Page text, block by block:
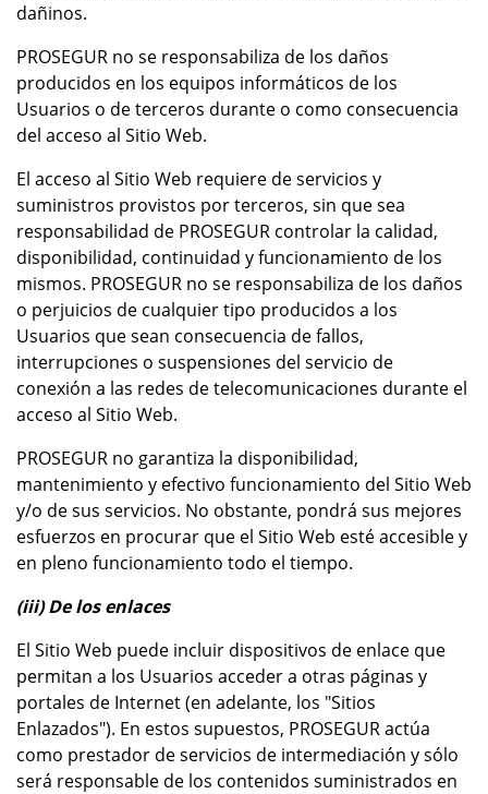
dañinos.
PROSEGUR no se responsabiliza de los daños
producidos en los equipos informáticos de los
Usuarios o de terceros durante o como consecuencia
del acceso al Sitio Web.
El acceso al Sitio Web requiere de servicios y
suministros provistos por terceros, sin que sea
responsabilidad de PROSEGUR controlar la calidad,
disponibilidad, continuidad y funcionamiento de los
mismos. PROSEGUR no se responsabiliza de los daños
o perjuicios de cualquier tipo producidos a los
Usuarios que sean consecuencia de fallos,
interrupciones o suspensiones del servicio de
conexión a las redes de telecomunicaciones durante el
acceso al Sitio Web.
PROSEGUR no garantiza la disponibilidad,
mantenimiento y efectivo funcionamiento del Sitio Web
y/o de sus servicios. No obstante, pondrá sus mejores
esfuerzos en procurar que el Sitio Web esté accesible y
en pleno funcionamiento todo el tiempo.
(iii) De los enlaces
El Sitio Web puede incluir dispositivos de enlace que
permitan a los Usuarios acceder a otras páginas y
portales de Internet (en adelante, los "Sitios
Enlazados"). En estos supuestos, PROSEGUR actúa
como prestador de servicios de intermediación y sólo
será responsable de los contenidos suministrados en